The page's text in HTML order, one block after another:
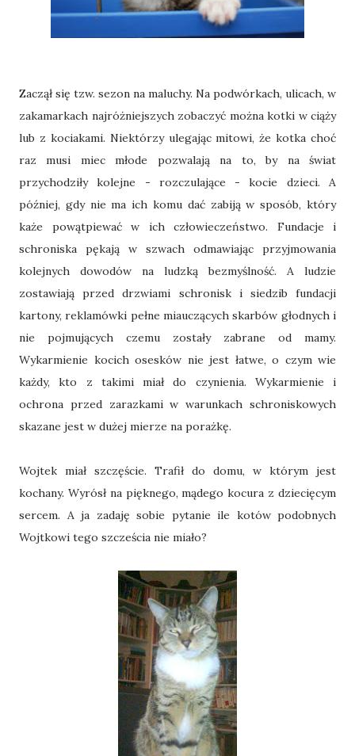
Zaczął się tzw. sezon na maluchy. Na podwórkach, ulicach, w
zakamarkach najróżniejszych zobaczyć można kotki w ciąży
lub z kociakami. Niektórzy ulegając mitowi, że kotka choć
raz musi miec młode pozwalają na to, by na świat
przychodziły kolejne - rozczulające - kocie dzieci. A
później, gdy nie ma ich komu dać zabiją w sposób, który
każe powątpiewać w ich człowieczeństwo. Fundacje i
schroniska pękają w szwach odmawiając przyjmowania
kolejnych dowodów na ludzką bezmyślność. A ludzie
zostawiają przed drzwiami schronisk i siedzib fundacji
kartony, reklamówki pełne miauczących skarbów głodnych i
nie pojmujących czemu zostały zabrane od mamy.
Wykarmienie kocich osesków nie jest łatwe, o czym wie
każdy, kto z takimi miał do czynienia. Wykarmienie i
ochrona przed zarazkami w warunkach schroniskowych
skazane jest w dużej mierze na porażkę.
Wojtek miał szczęście. Trafił do domu, w którym jest
kochany. Wyrósł na pięknego, mądego kocura z dziecięcym
sercem. A ja zadaję sobie pytanie ile kotów podobnych
Wojtkowi tego szcześcia nie miało?